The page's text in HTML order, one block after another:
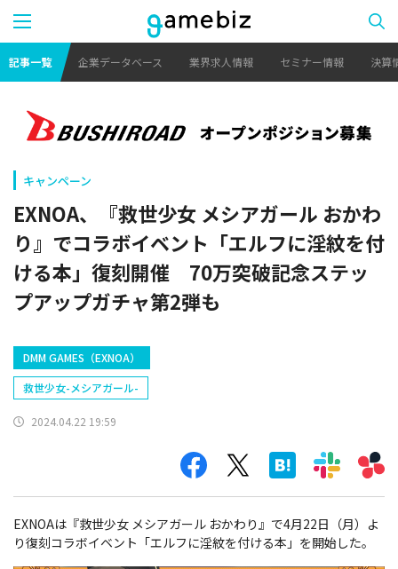
記事一覧 企業データベース 業界求人情報 セミナー情報 決算
キャンペーン
EXNOA、『救世少女 メシアガール おかわ
り』でコラボイベント「エルフに淫紋を付
ける本」復刻開催 70万突破記念ステッ
プアップガチャ第2弾も
DMM GAMES（EXNOA）
救世少女-メシアガール-
2024.04.22 19:59
EXNOAは『救世少女 メシアガール おかわり』で4月22日（月）よ
り復刻コラボイベント「エルフに淫紋を付ける本」を開始した。